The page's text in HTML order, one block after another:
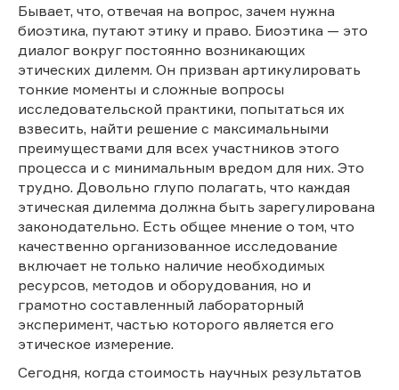
Бывает, что, отвечая на вопрос, зачем нужна
биоэтика, путают этику и право. Биоэтика — это
диалог вокруг постоянно возникающих
этических дилемм. Он призван артикулировать
тонкие моменты и сложные вопросы
исследовательской практики, попытаться их
взвесить, найти решение с максимальными
преимуществами для всех участников этого
процесса и с минимальным вредом для них. Это
трудно. Довольно глупо полагать, что каждая
этическая дилемма должна быть зарегулирована
законодательно. Есть общее мнение о том, что
качественно организованное исследование
включает не только наличие необходимых
ресурсов, методов и оборудования, но и
грамотно составленный лабораторный
эксперимент, частью которого является его
этическое измерение.
Сегодня, когда стоимость научных результатов